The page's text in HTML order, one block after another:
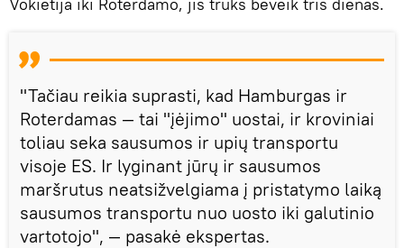
"Tačiau reikia suprasti, kad Hamburgas ir
Roterdamas — tai "įėjimo" uostai, ir kroviniai
toliau seka sausumos ir upių transportu
visoje ES. Ir lyginant jūrų ir sausumos
maršrutus neatsižvelgiama į pristatymo laiką
sausumos transportu nuo uosto iki galutinio
vartotojo", — pasakė ekspertas.